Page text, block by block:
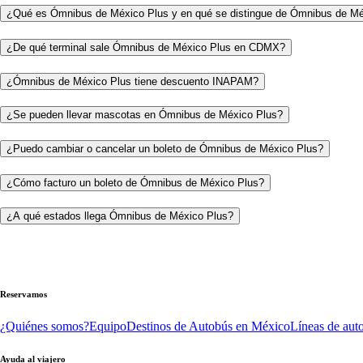
¿Qué es Ómnibus de México Plus y en qué se distingue de Ómnibus de
¿De qué terminal sale Ómnibus de México Plus en CDMX?
¿Ómnibus de México Plus tiene descuento INAPAM?
¿Se pueden llevar mascotas en Ómnibus de México Plus?
¿Puedo cambiar o cancelar un boleto de Ómnibus de México Plus?
¿Cómo facturo un boleto de Ómnibus de México Plus?
¿A qué estados llega Ómnibus de México Plus?
Reservamos
¿Quiénes somos?EquipoDestinos de Autobús en MéxicoLíneas de
Ayuda al viajero